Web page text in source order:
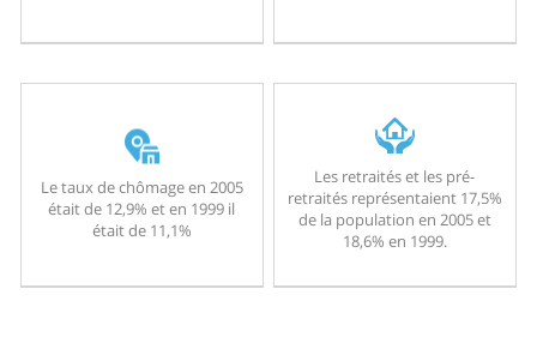
Le taux de chômage en 2005
était de 12,9% et en 1999 il
était de 11,1%
Les retraités et les pré-
retraités représentaient 17,5%
de la population en 2005 et
18,6% en 1999.